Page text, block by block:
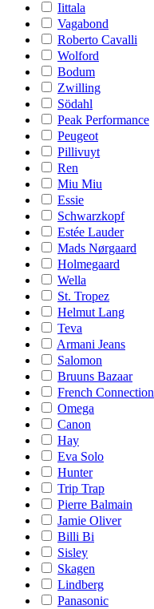
Iittala
Vagabond
Roberto Cavalli
Wolford
Bodum
Zwilling
Södahl
Peak Performance
Peugeot
Pillivuyt
Ren
Miu Miu
Essie
Schwarzkopf
Estée Lauder
Mads Nørgaard
Holmegaard
Wella
St. Tropez
Helmut Lang
Teva
Armani Jeans
Salomon
Bruuns Bazaar
French Connection
Omega
Canon
Hay
Eva Solo
Hunter
Trip Trap
Pierre Balmain
Jamie Oliver
Billi Bi
Sisley
Skagen
Lindberg
Panasonic